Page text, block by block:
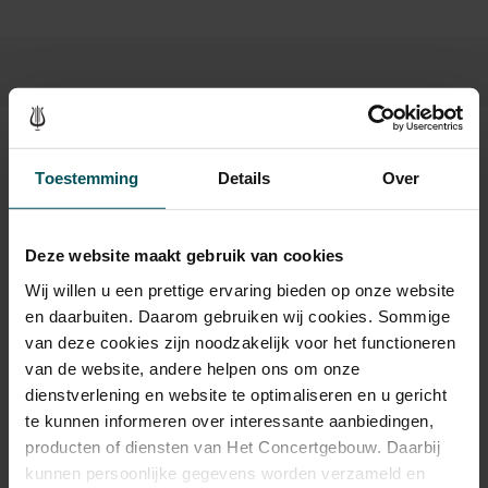
Toestemming Details Over
Deze website maakt gebruik van cookies
Wij willen u een prettige ervaring bieden op onze website
en daarbuiten. Daarom gebruiken wij cookies. Sommige
van deze cookies zijn noodzakelijk voor het functioneren
van de website, andere helpen ons om onze
dienstverlening en website te optimaliseren en u gericht
te kunnen informeren over interessante aanbiedingen,
producten of diensten van Het Concertgebouw. Daarbij
kunnen persoonlijke gegevens worden verzameld en
Maarten Engeltjes © Marco Borggreve